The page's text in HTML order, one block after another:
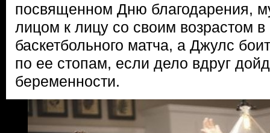
посвященном Дню благодарения,
лицом к лицу со своим возрастом в
баскетбольного матча, а Джулс
по ее стопам, если дело вдруг
беременности.